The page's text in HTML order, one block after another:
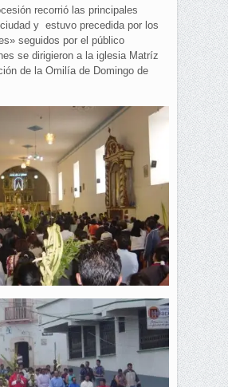
recorrió las principales
y estuvo precedida por los
seguidos por el público
se dirigieron a la iglesia Matríz
de la Omilía de Domingo de